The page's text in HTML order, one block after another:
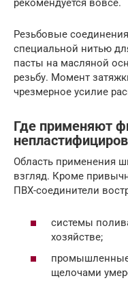
рекомендуется вовсе.
Резьбовые
специальной нитью
пасты на масляной
резьбу. Момент
чрезмерное усилие
Где применяют
Область применения
взгляд. Кроме
ПВХ-соединители
системы
хозяйстве;
щелочами